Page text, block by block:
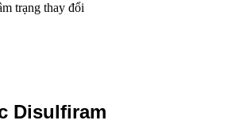
trạng thay đổi
Disulfiram